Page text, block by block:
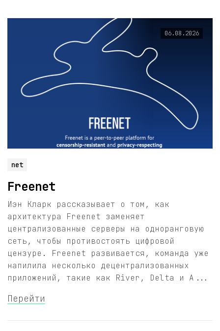
06.08.2026
net
Freenet
Иэн Кларк рассказывает о том, как
архитектура Freenet заменяет
централизованные серверы на одноранговую
сеть, чтобы противостоять цифровой
цензуре. Freenet развивается, команда уже
напилила несколько децентрализованных
приложений, такие как River, Delta и A...
Перейти